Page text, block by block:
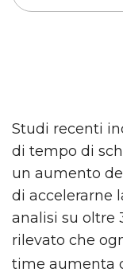
Studi recenti
di tempo di
un aumento
di accelerarne
analisi su oltre
rilevato che
time aumenta